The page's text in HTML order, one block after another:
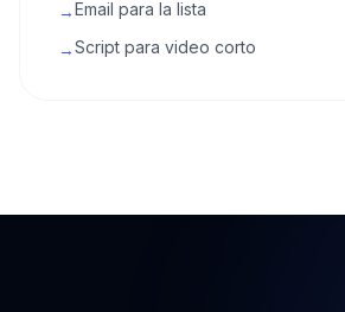
→Email para la lista
→Script para video corto